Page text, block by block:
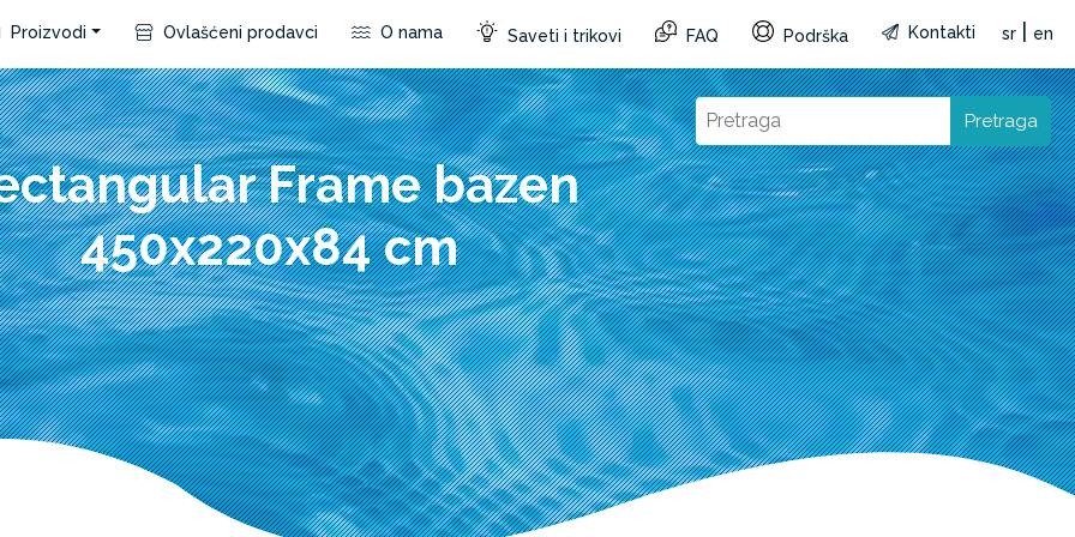
Proizvodi Ovlašćeni prodavci O nama Saveti i trikovi FAQ Podrška Kontakti sr en
Pretraga
Frame bazen
450x220x84 cm